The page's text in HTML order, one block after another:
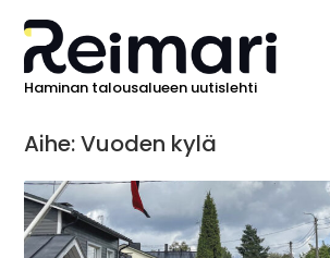
Haminan talousalueen uutislehti
Aihe: Vuoden kylä